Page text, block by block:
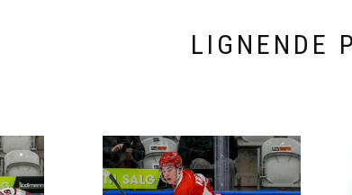
LIGNENDE